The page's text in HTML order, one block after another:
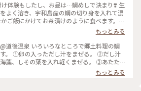
け体験もしたし、お昼は…鯛めしで決まり❣️ 生
よく溶き、宇和島産の鯛の切り身を入れて混
ご飯にかけてお茶漬けのように食べます。
いましたが、お代わりのご飯を入れてまたか
っと…美味しゅうございました😊🙏 #冬のご
#ランチ
もっとみる
道後温泉 いろいろなところで郷土料理の鯛
。 ①卵の入っただし汁をまぜる。 ②だし汁
藻、しその葉を入れ軽くまぜる。 ③あたた
に盛る。 ④ご飯の上に鯛の身、海藻などを
みの量かける。 ・・美味しくいただきまし
もっとみる